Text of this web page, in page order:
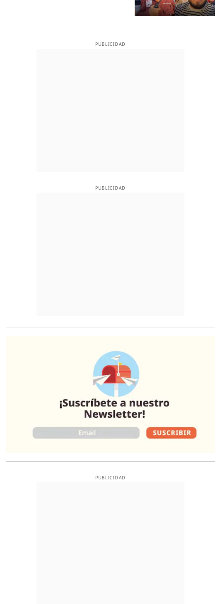
PUBLICIDAD
PUBLICIDAD
PUBLICIDAD